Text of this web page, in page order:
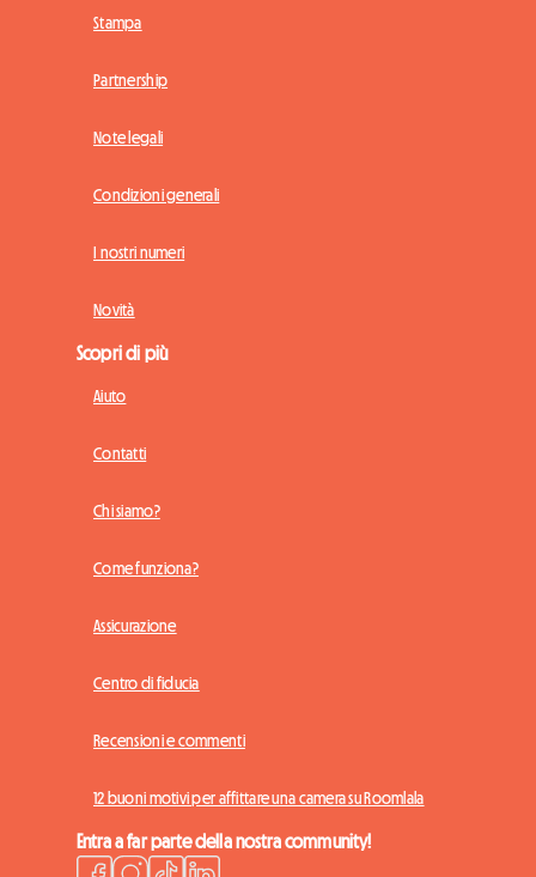
Stampa
Partnership
Note legali
Condizioni generali
I nostri numeri
Novità
Scopri di più
Aiuto
Contatti
Chi siamo?
Come funziona?
Assicurazione
Centro di fiducia
Recensioni e commenti
12 buoni motivi per affittare una camera su Roomlala
Entra a far parte della nostra community!